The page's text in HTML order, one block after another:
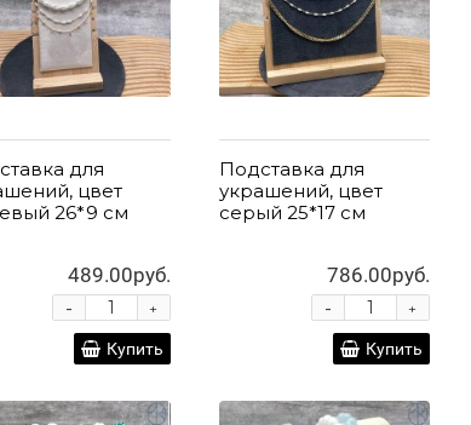
для
цвет
26*9 см
489.00руб.
+
-
Купить
Подставка для
украшений, цвет
серый 25*17 см
786.00руб.
+
-
Купить